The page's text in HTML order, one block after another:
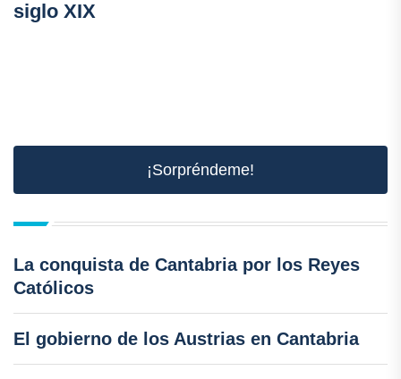
siglo XIX
¡Sorpréndeme!
La conquista de Cantabria por los Reyes
Católicos
El gobierno de los Austrias en Cantabria